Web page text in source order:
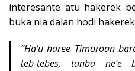
interesante atu hakerek
buka nia dalan hodi
“Ha’u haree Timoroan
teb-tebes, tanba